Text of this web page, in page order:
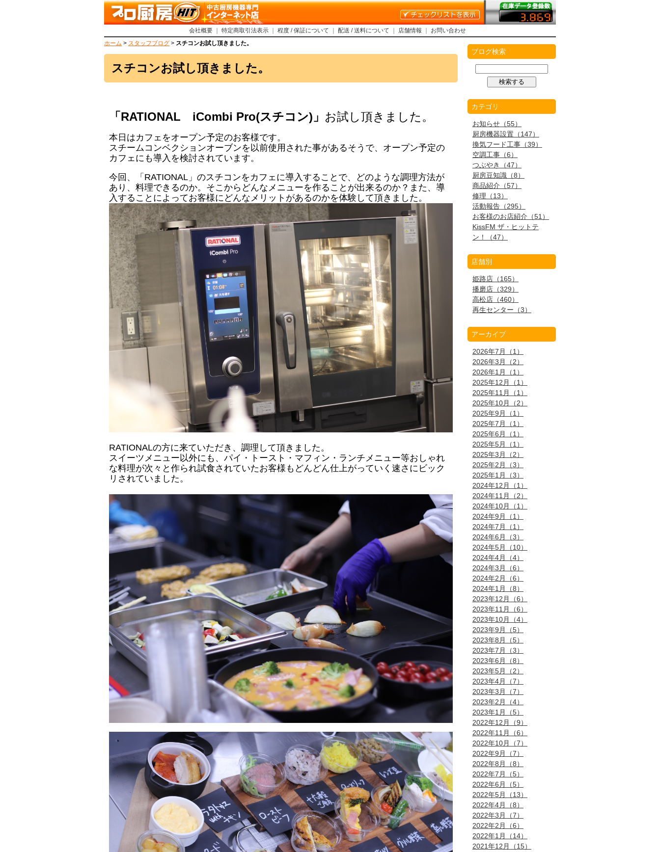
会社概要 特定商取引法表示 程度 / 保証について 配送 / 送料について 店舗情報 お問い合わせ
ホーム > スタッフブログ > スチコンお試し頂きました。
スチコンお試し頂きました。
「RATIONAL iCombi Pro(スチコン)」 お試し頂きました。
本日はカフェをオープン予定のお客様です。
スチームコンベクションオーブンを以前使用された事があるそうで、 オープン予定の
カフェにも導入を検討されています。
今回、「RATIONAL」のスチコンをカフェに導入することで、 どのような調理方法が
あり、料理できるのか。そこからどんなメニューを作ることが出来るのか？ また、導
入することによってお客様にどんなメリットがあるのかを体験して頂きました。
RATIONALの方に来ていただき、調理して頂きました。
スイーツメニュー以外にも、パイ・トースト・マフィン・ランチメニュー等おしゃれ
な料理が次々と作られ試食されていたお客様もどんどん仕上がっていく速さにビック
リされていました。
ブログ検索
カテゴリ
お知らせ（55）
厨房機器設置（147）
換気フード工事（39）
空調工事（6）
つぶやき（47）
厨房豆知識（8）
商品紹介（57）
修理（13）
活動報告（295）
お客様のお店紹介（51）
KissFM ザ・ヒットテ
ン！（47）
店舗別
姫路店（165）
播磨店（329）
高松店（460）
再生センター（3）
アーカイブ
2026年7月（1）
2026年3月（2）
2026年1月（1）
2025年12月（1）
2025年11月（1）
2025年10月（2）
2025年9月（1）
2025年7月（1）
2025年6月（1）
2025年5月（1）
2025年3月（2）
2025年2月（3）
2025年1月（3）
2024年12月（1）
2024年11月（2）
2024年10月（1）
2024年9月（1）
2024年7月（1）
2024年6月（3）
2024年5月（10）
2024年4月（4）
2024年3月（6）
2024年2月（6）
2024年1月（8）
2023年12月（6）
2023年11月（6）
2023年10月（4）
2023年9月（5）
2023年8月（5）
2023年7月（3）
2023年6月（8）
2023年5月（2）
2023年4月（7）
2023年3月（7）
2023年2月（4）
2023年1月（5）
2022年12月（9）
2022年11月（6）
2022年10月（7）
2022年9月（7）
2022年8月（8）
2022年7月（5）
2022年6月（5）
2022年5月（13）
2022年4月（8）
2022年3月（7）
2022年2月（6）
2022年1月（14）
2021年12月（15）